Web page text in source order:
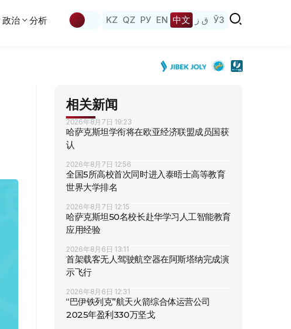
政治 分析 KZ QZ РУ EN 中文 ق ز ЎЗ
相关新闻
2026年8月7日 19:23
哈萨克斯坦学衔将在欧亚经济联盟成员国获
认
2026年8月7日 12:56
全国5所高校首次同时进入泰晤士高等教育
世界大学排名
2026年8月7日 12:15
哈萨克斯坦50名校长赴华学习人工智能教育
应用经验
2026年8月6日 13:11
首架载客无人驾驶航空器在阿斯塔纳完成演
示飞行
2026年8月6日 12:31
“巴伊铁列克”航天火箭综合体运营公司
2025年盈利330万坚戈